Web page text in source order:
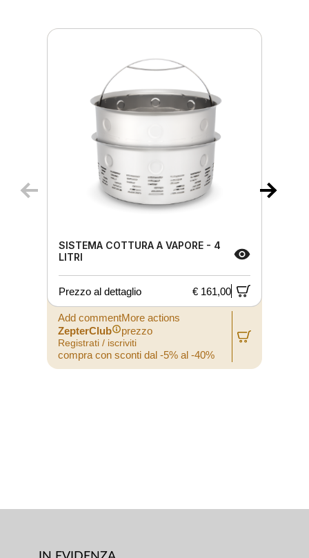
SISTEMA COTTURA A VAPORE - 4
LITRI
Prezzo al dettaglio € 161,00
Add commentMore actions
ZepterClub
prezzo
Registrati / iscriviti
compra con sconti dal -5% al -40%